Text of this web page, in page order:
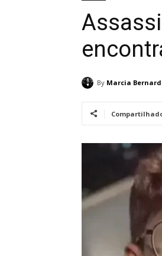
By Marcia